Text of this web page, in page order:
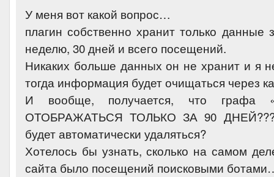
У меня вот какой вопрос…
плагин собственно хранит только данные
неделю, 30 дней и всего посещений.
Никаких больше данных он не хранит и я
тогда информация будет очищаться через
И вообще, получается, что графа
ОТОБРАЖАТЬСЯ ТОЛЬКО ЗА 90
будет автоматически удаляться?
Хотелось бы узнать, сколько на самом
сайта было посещений поисковыми